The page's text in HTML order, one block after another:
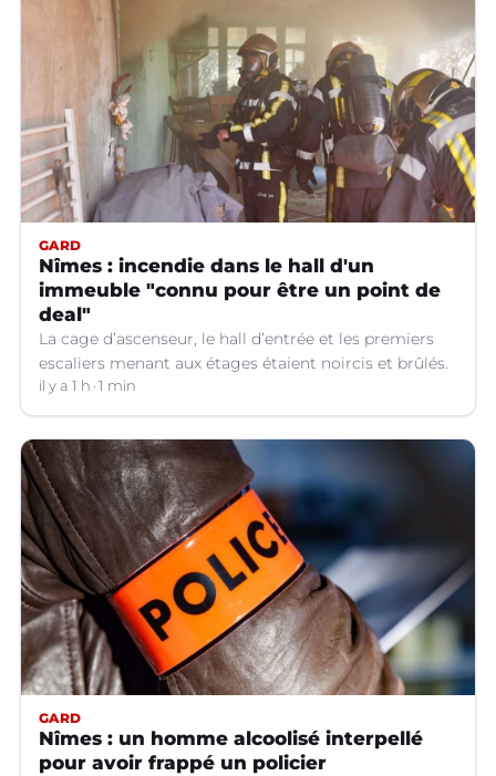
GARD
Nîmes : incendie dans le hall d'un
immeuble "connu pour être un point de
deal"
La cage d’ascenseur, le hall d’entrée et les premiers
escaliers menant aux étages étaient noircis et brûlés.
il y a 1 h 1 min
GARD
Nîmes : un homme alcoolisé interpellé
pour avoir frappé un policier